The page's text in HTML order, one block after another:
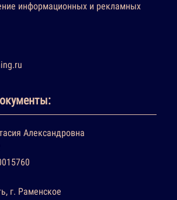
информационных и рекламных
Александровна
г. Раменское